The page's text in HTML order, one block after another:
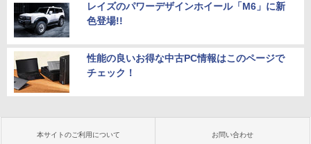
レイズのパワーデザインホイール「M6」に新
色登場!!
性能の良いお得な中古PC情報はこのページで
チェック！
本サイトのご利用について お問い合わせ